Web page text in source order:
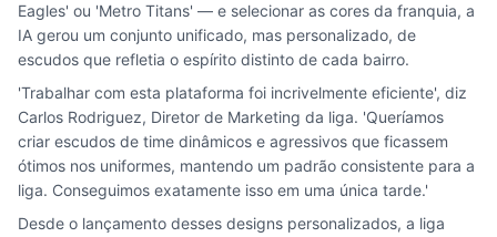
Eagles' ou 'Metro Titans' — e selecionar as cores da franquia, a
IA gerou um conjunto unificado, mas personalizado, de
escudos que refletia o espírito distinto de cada bairro.
'Trabalhar com esta plataforma foi incrivelmente eficiente', diz
Carlos Rodriguez, Diretor de Marketing da liga. 'Queríamos
criar escudos de time dinâmicos e agressivos que ficassem
ótimos nos uniformes, mantendo um padrão consistente para a
liga. Conseguimos exatamente isso em uma única tarde.'
Desde o lançamento desses designs personalizados, a liga